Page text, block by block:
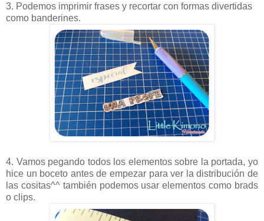
3. Podemos imprimir frases y recortar con formas divertidas
como banderines.
4. Vamos pegando todos los elementos sobre la portada, yo
hice un boceto antes de empezar para ver la distribución de
las cositas^^ también podemos usar elementos como brads
o clips.